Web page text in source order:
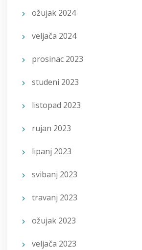
ožujak 2024
veljača 2024
prosinac 2023
studeni 2023
listopad 2023
rujan 2023
lipanj 2023
svibanj 2023
travanj 2023
ožujak 2023
veljača 2023